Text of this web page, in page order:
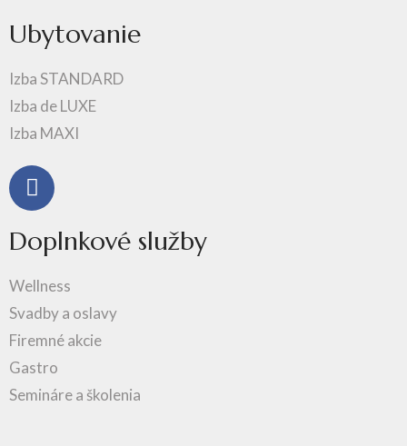
Ubytovanie
Izba STANDARD
Izba de LUXE
Izba MAXI
Doplnkové služby
Wellness
Svadby a oslavy
Firemné akcie
Gastro
Semináre a školenia